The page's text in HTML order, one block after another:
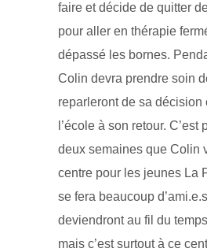
faire et décide de quitter
pour aller en thérapie
dépassé les bornes.
Colin devra prendre soin
reparleront de sa décision
l’école à son retour. C’est
deux semaines que Colin
centre pour les jeunes La
se fera beaucoup
deviendront au fil du
mais c’est surtout à ce